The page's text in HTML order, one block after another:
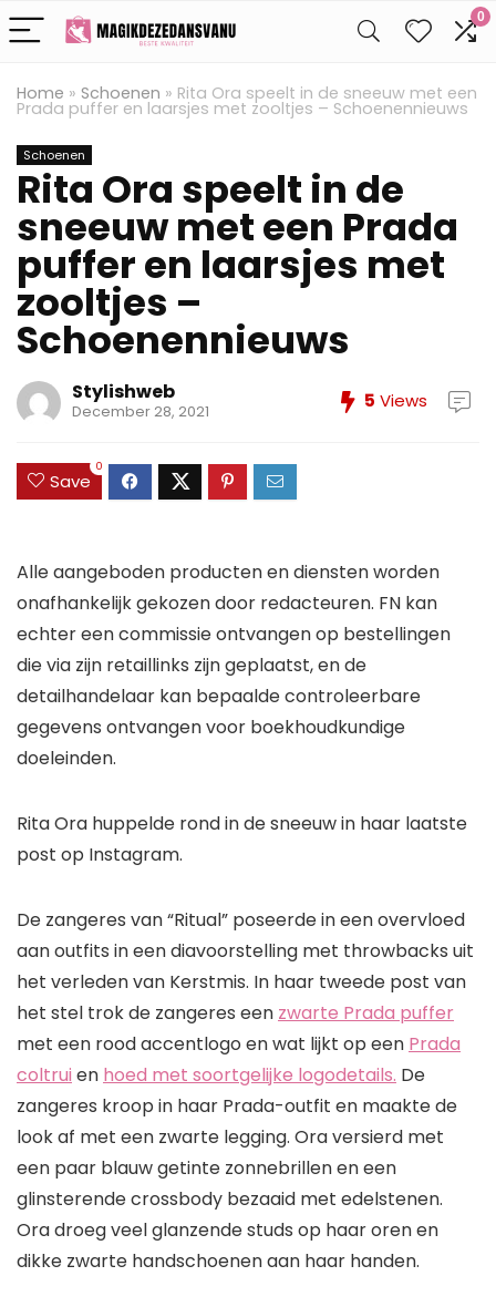
0
Home » Schoenen » Rita Ora speelt in de sneeuw met een
Prada puffer en laarsjes met zooltjes – Schoenennieuws
Schoenen
Rita Ora speelt in de
sneeuw met een Prada
puffer en laarsjes met
zooltjes –
Schoenennieuws
Stylishweb
December 28, 2021 5 Views
Save
0
Alle aangeboden producten en diensten worden
onafhankelijk gekozen door redacteuren. FN kan
echter een commissie ontvangen op bestellingen
die via zijn retaillinks zijn geplaatst, en de
detailhandelaar kan bepaalde controleerbare
gegevens ontvangen voor boekhoudkundige
doeleinden.
Rita Ora huppelde rond in de sneeuw in haar laatste
post op Instagram.
De zangeres van “Ritual” poseerde in een overvloed
aan outfits in een diavoorstelling met throwbacks uit
het verleden van Kerstmis. In haar tweede post van
het stel trok de zangeres een zwarte Prada puffer
met een rood accentlogo en wat lijkt op een Prada
coltrui en hoed met soortgelijke logodetails. De
zangeres kroop in haar Prada-outfit en maakte de
look af met een zwarte legging. Ora versierd met
een paar blauw getinte zonnebrillen en een
glinsterende crossbody bezaaid met edelstenen.
Ora droeg veel glanzende studs op haar oren en
dikke zwarte handschoenen aan haar handen.